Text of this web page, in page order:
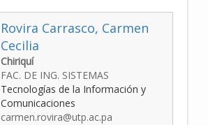
Rovira Carrasco, Carmen
Cecilia
Chiriquí
FAC. DE ING. SISTEMAS
Tecnologías de la Información y
Comunicaciones
carmen.rovira@utp.ac.pa